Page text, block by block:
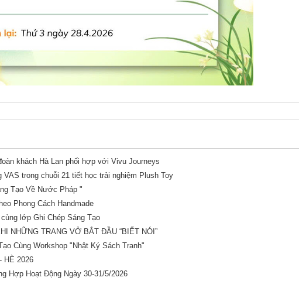
khách Hà Lan phối hợp với Vivu Journeys
VAS trong chuỗi 21 tiết học trải nghiệm Plush Toy
Tạo Về Nước Pháp "
Phong Cách Handmade
lớp Ghi Chép Sáng Tạo
NHỮNG TRANG VỞ BẮT ĐẦU “BIẾT NÓI”
Cùng Workshop "Nhật Ký Sách Tranh"
HÈ 2026
Hợp Hoạt Động Ngày 30-31/5/2026